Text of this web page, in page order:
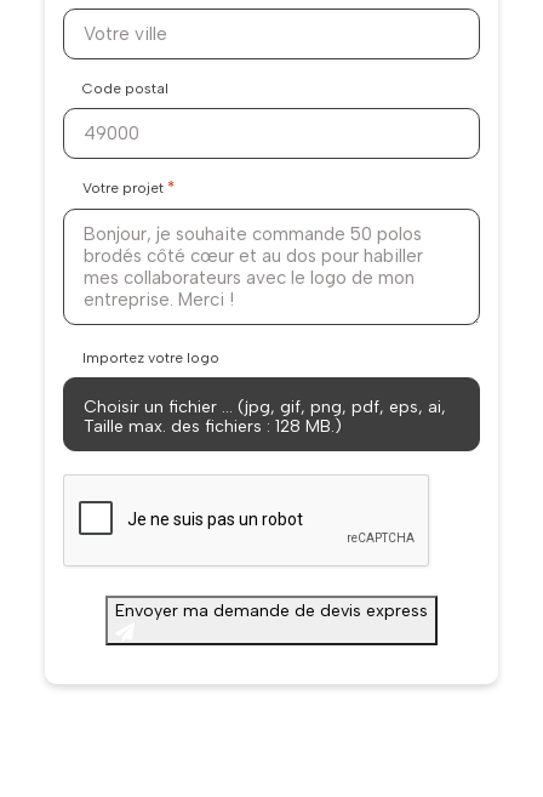
Code postal
Votre projet *
Importez votre logo
Choisir un fichier … (jpg, gif, png, pdf, eps, ai,
Taille max. des fichiers : 128 MB.)
Envoyer ma demande de devis express